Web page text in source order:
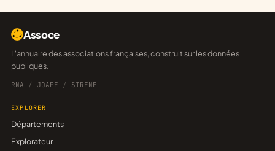
Assoce
L'annuaire des associations françaises, construit sur les données
publiques.
RNA / JOAFE / SIRENE
EXPLORER
Départements
Explorateur